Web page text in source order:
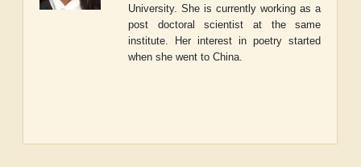
University. She is currently working as a
post doctoral scientist at the same
institute. Her interest in poetry started
when she went to China.